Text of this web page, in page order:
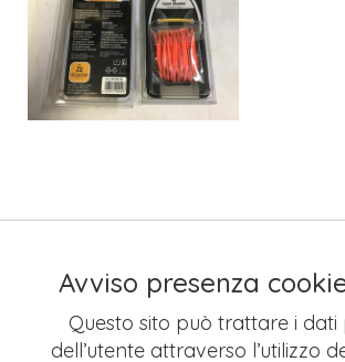
Avviso presenza
Questo sito può trattare i dati
dell’utente attraverso l’utilizzo